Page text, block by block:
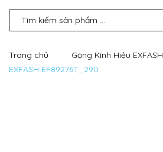
Trang chủ Gọng Kính Hiệu EXFASH
EXFASH EF89276T_290